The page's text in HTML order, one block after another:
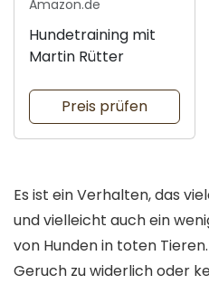
Amazon.de
Hundetraining mit
Martin Rütter
Preis prüfen
Es ist ein Verhalten, das
und vielleicht auch ein
von Hunden in toten
Geruch zu widerlich oder